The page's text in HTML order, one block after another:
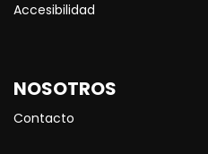
Accesibilidad
NOSOTROS
Contacto